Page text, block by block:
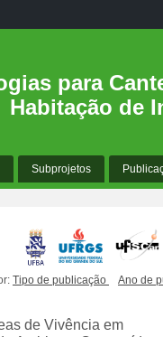
para
Habitação de
Subprojetos
Tipo de publicação Ano de
de Vivência em